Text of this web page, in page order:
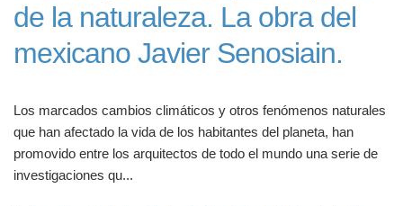
de la naturaleza. La obra del
mexicano Javier Senosiain.
Los marcados cambios climáticos y otros fenómenos naturales
que han afectado la vida de los habitantes del planeta, han
promovido entre los arquitectos de todo el mundo una serie de
investigaciones qu...